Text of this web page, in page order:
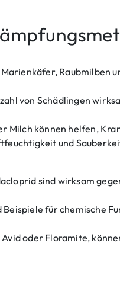
Raubmilben
von Schädlingen
Milch können helfen,
und
sind wirksam
für chemische
oder Floramite,